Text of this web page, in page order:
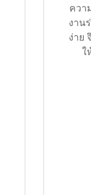
ควา
งาน
ง่าย
ใ